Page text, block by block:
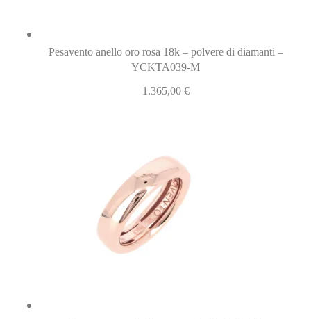
Pesavento anello oro rosa 18k – polvere di diamanti –
YCKTA039-M
1.365,00 €